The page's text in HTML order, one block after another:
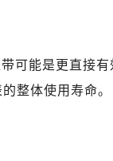
亨特国际金融中
泰中心写字楼B
城长安国际中心
达广场写字楼A座
可能是更直接
整体使用寿命。